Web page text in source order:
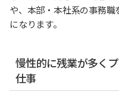
や、本部・本社系の事務
になります。
慢性的に残業が多く
仕事